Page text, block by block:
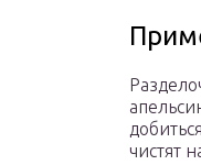
чистят